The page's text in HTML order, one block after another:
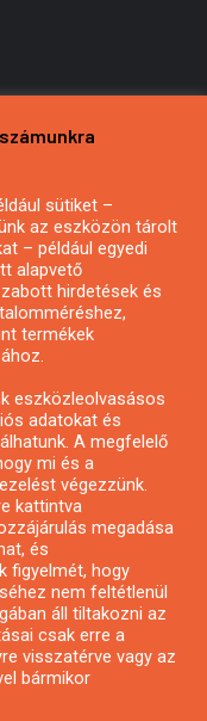
sütiket –
az eszközön tárolt
– például egyedi
alapvető
hirdetések és
termékek
eszközleolvasásos
adatokat és
A megfelelő
mi és a
végezzünk.
kattintva
megadása
és
figyelmét, hogy
nem feltétlenül
áll tiltakozni az
csak erre a
visszatérve vagy az
bármikor